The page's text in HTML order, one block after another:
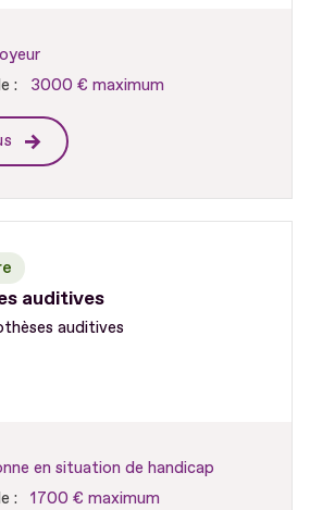
:
3000 € maximum
auditives
auditives
en situation de handicap
:
1700 € maximum